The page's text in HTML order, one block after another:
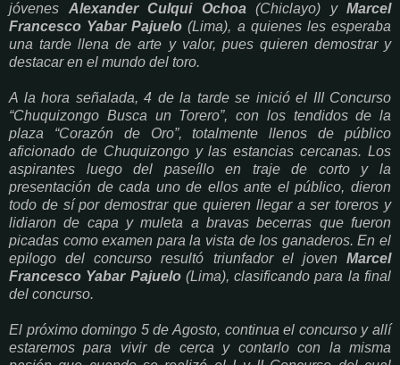
jóvenes Alexander Culqui Ochoa(Chiclayo) y Marcel
Francesco Yabar Pajuelo (Lima), a quienes les esperaba
una tarde llena de arte y valor, pues quieren demostrar y
destacar en el mundo del toro.
A la hora señalada, 4 de la tarde se inició el III Concurso
“Chuquizongo Busca un Torero”, con los tendidos de la
plaza “Corazón de Oro”, totalmente llenos de público
aficionado de Chuquizongo y las estancias cercanas. Los
aspirantes luego del paseíllo en traje de corto y la
presentación de cada uno de ellos ante el público, dieron
todo de sí por demostrar que quieren llegar a ser toreros y
lidiaron de capa y muleta a bravas becerras que fueron
picadas como examen para la vista de los ganaderos. En el
epilogo del concurso resultó triunfador el joven Marcel
Francesco Yabar Pajuelo(Lima), clasificando para la final
del concurso.
El próximo domingo 5 de Agosto, continua el concurso y allí
estaremos para vivir de cerca y contarlo con la misma